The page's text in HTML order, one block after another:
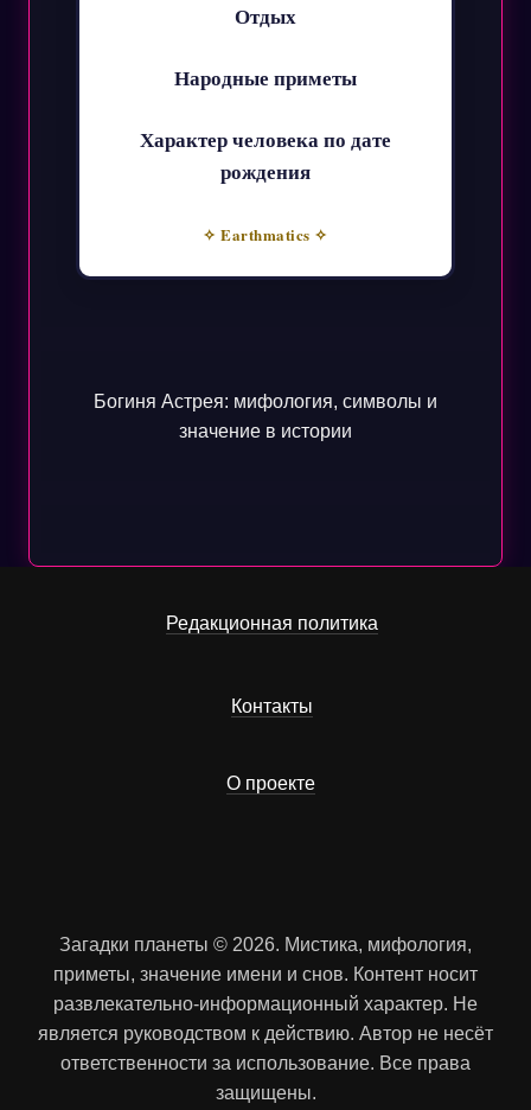
Отдых
Народные приметы
Характер человека по дате
рождения
✧ Earthmatics ✧
Богиня Астрея: мифология, символы и
значение в истории
Редакционная политика
Контакты
О проекте
Загадки планеты © 2026. Мистика, мифология,
приметы, значение имени и снов. Контент носит
развлекательно-информационный характер. Не
является руководством к действию. Автор не несёт
ответственности за использование. Все права
защищены.